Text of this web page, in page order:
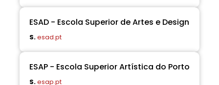
ESAD - Escola Superior de Artes e Design
S.esad.pt
ESAP - Escola Superior Artística do Porto
S.esap.pt